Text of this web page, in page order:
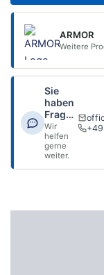
ARMOR
Weitere
Sie
haben
Fragen?
Wir
helfen
gerne
weiter.
+49